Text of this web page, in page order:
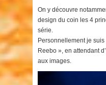
On y découvre
design du coin les 4
série.
Personnellement je
Reebo », en attendant
aux images.